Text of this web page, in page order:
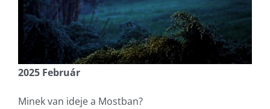
2025 Február
Minek van ideje a Mostban?